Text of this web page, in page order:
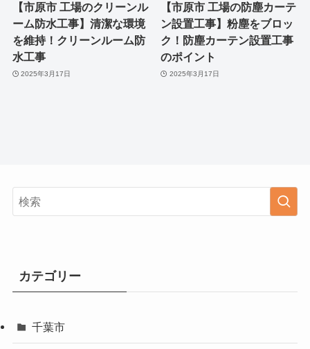
【市原市 工場のクリーンル
ーム防水工事】清潔な環境
を維持！クリーンルーム防
水工事
2025年3月17日
【市原市 工場の防塵カーテ
ン設置工事】粉塵をブロッ
ク！防塵カーテン設置工事
のポイント
2025年3月17日
カテゴリー
千葉市